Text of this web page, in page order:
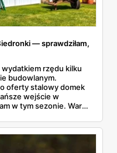
— sprawdziłam,
rzędu kilku
budowlanym.
oferty stalowy domek
wejście w
w tym sezonie. Warto
przygotować miejsce,
pierwszej jesiennej